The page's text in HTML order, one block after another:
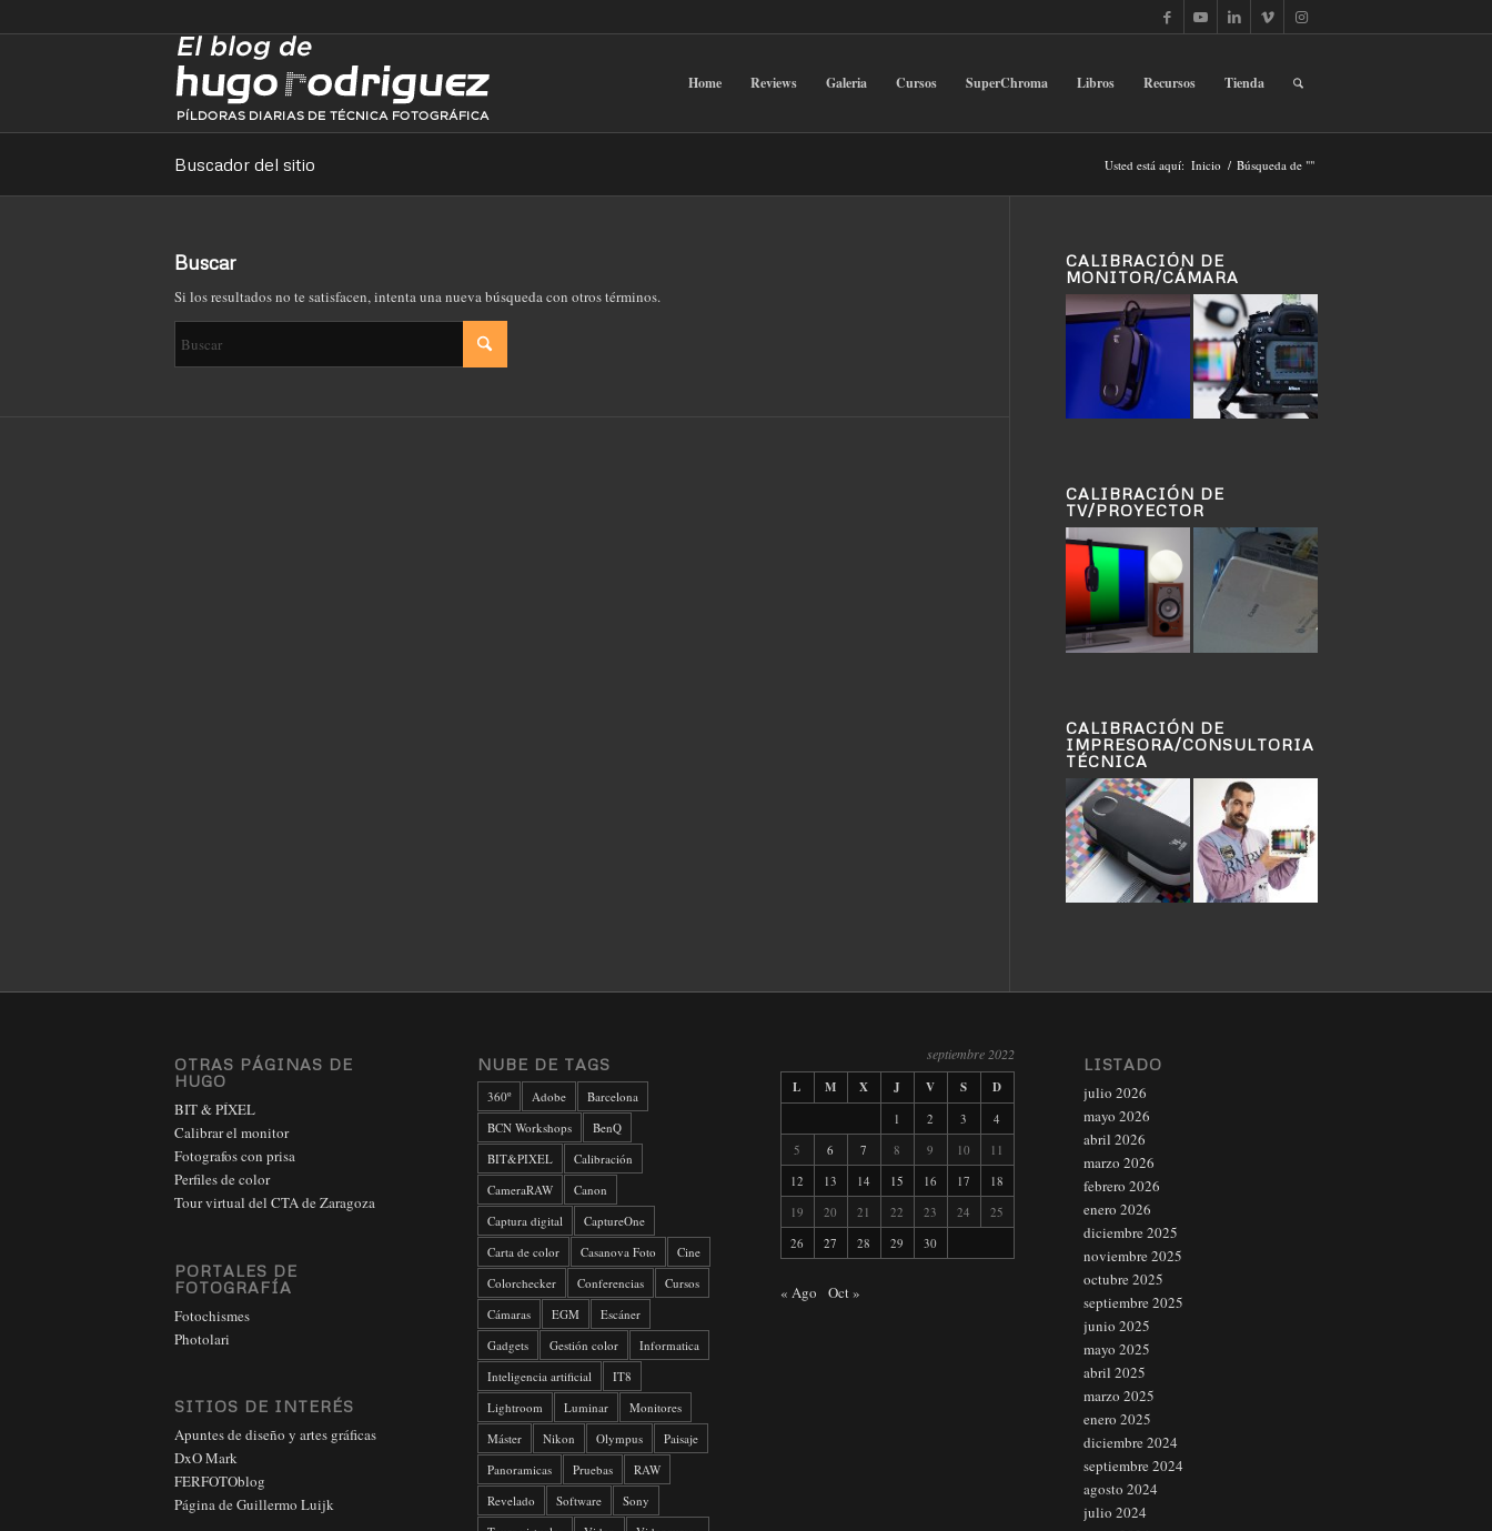
Home Reviews Galeria Cursos SuperChroma Libros Recursos Tienda
Buscador del sitio Usted está aquí: Inicio / Búsqueda de ""
Buscar
Si los resultados no te satisfacen, intenta una nueva búsqueda con otros términos.
CALIBRACIÓN DE
MONITOR/CÁMARA
CALIBRACIÓN DE
TV/PROYECTOR
CALIBRACIÓN DE
IMPRESORA/CONSULTORIA
TÉCNICA
OTRAS PÁGINAS DE
HUGO
BIT & PÍXEL
Calibrar el monitor
Fotografos con prisa
Perfiles de color
Tour virtual del CTA de Zaragoza
PORTALES DE
FOTOGRAFÍA
Fotochismes
Photolari
SITIOS DE INTERÉS
Apuntes de diseño y artes gráficas
DxO Mark
FERFOTOblog
Página de Guillermo Luijk
NUBE DE TAGS
360º Adobe
Barcelona
BCN Workshops
BenQ
BIT&PIXEL
Calibración
CameraRAW
Canon
Captura digital
CaptureOne
Carta de color
Casanova Foto
Cine
Colorchecker
Conferencias
Cursos
Cámaras
EGM
Escáner
Gadgets
Gestión color
Informatica
Inteligencia artificial
IT8
Lightroom
Luminar
Monitores
Máster
Nikon Olympus
Paisaje
Panoramicas
Pruebas
RAW
Revelado
Software
Sony
septiembre 2022
L
M X J V S D
1 2 3
4
5
6 7 8 9 10
11
12
13 14 15 16 17
18
19
20 21 22 23 24
25
26
27 28 29 30
« Ago Oct »
LISTADO
julio 2026
mayo 2026
abril 2026
marzo 2026
febrero 2026
enero 2026
diciembre 2025
noviembre 2025
octubre 2025
septiembre 2025
junio 2025
mayo 2025
abril 2025
marzo 2025
enero 2025
diciembre 2024
septiembre 2024
agosto 2024
julio 2024